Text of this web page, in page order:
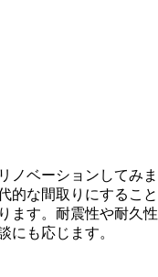
ノベーションしてみま
的な間取りにすること
ます。耐震性や耐久性
にも応じます。